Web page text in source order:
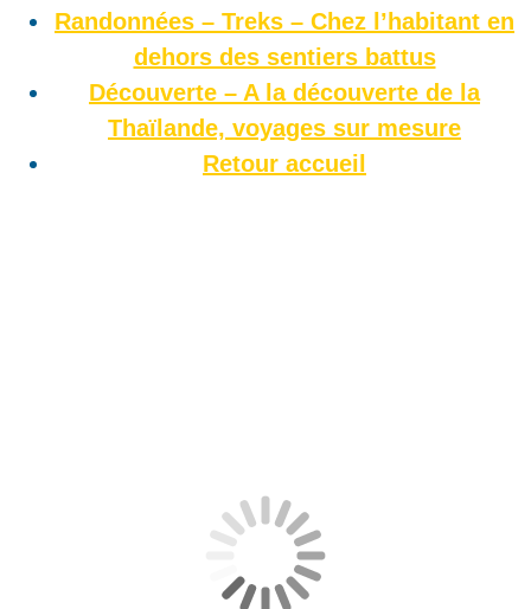
Randonnées – Treks – Chez l’habitant en
dehors des sentiers battus
Découverte – A la découverte de la
Thaïlande, voyages sur mesure
Retour accueil